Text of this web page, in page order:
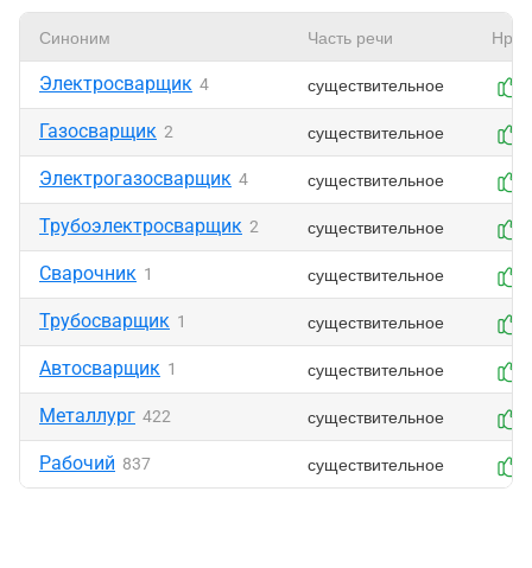
Синоним Часть речи
Электросварщик 4 существительное
Газосварщик 2 существительное
Электрогазосварщик 4 существительное
Трубоэлектросварщик 2 существительное
Сварочник 1 существительное
Трубосварщик 1 существительное
Автосварщик 1 существительное
Металлург 422 существительное
Рабочий 837 существительное